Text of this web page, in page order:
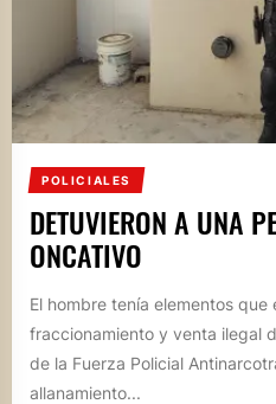
POLICIALES
DETUVIERON A UNA
ONCATIVO
El hombre tenía elementos
fraccionamiento y venta ilegal
de la Fuerza Policial
allanamiento...